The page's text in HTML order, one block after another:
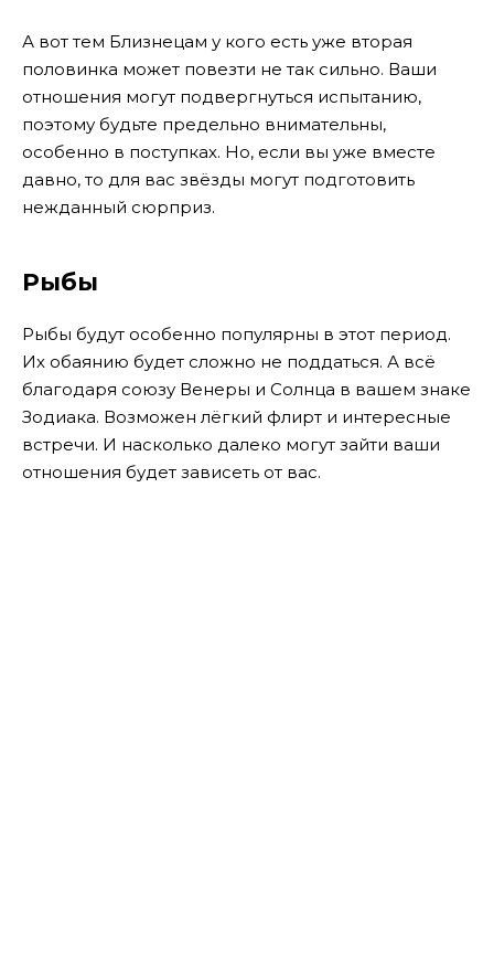
А вот тем Близнецам у кого есть уже вторая
половинка может повезти не так сильно. Ваши
отношения могут подвергнуться испытанию,
поэтому будьте предельно внимательны,
особенно в поступках. Но, если вы уже вместе
давно, то для вас звёзды могут подготовить
нежданный сюрприз.
Рыбы
Рыбы будут особенно популярны в этот период.
Их обаянию будет сложно не поддаться. А всё
благодаря союзу Венеры и Солнца в вашем знаке
Зодиака. Возможен лёгкий флирт и интересные
встречи. И насколько далеко могут зайти ваши
отношения будет зависеть от вас.